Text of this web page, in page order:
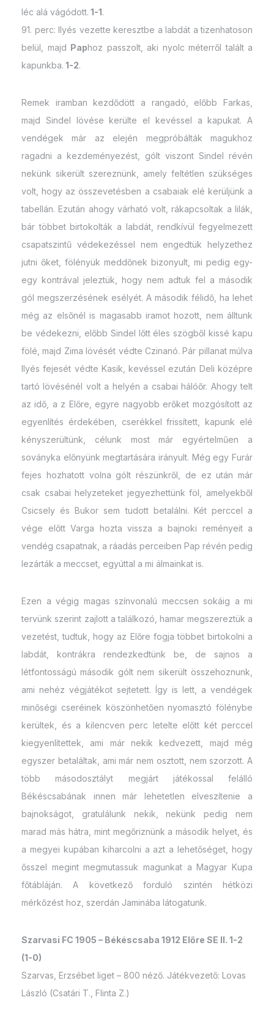
léc alá vágódott. 1-1.
91. perc: Ilyés vezette keresztbe a labdát a tizenhatoson
belül, majd Paphoz passzolt, aki nyolc méterről talált a
kapunkba. 1-2.
Remek iramban kezdődött a rangadó, előbb Farkas,
majd Sindel lövése kerülte el kevéssel a kapukat. A
vendégek már az elején megpróbálták magukhoz
ragadni a kezdeményezést, gólt viszont Sindel révén
nekünk sikerült szereznünk, amely feltétlen szükséges
volt, hogy az összevetésben a csabaiak elé kerüljünk a
tabellán. Ezután ahogy várható volt, rákapcsoltak a lilák,
bár többet birtokolták a labdát, rendkívül fegyelmezett
csapatszintű védekezéssel nem engedtük helyzethez
jutni őket, fölényük meddőnek bizonyult, mi pedig egy-
egy kontrával jeleztük, hogy nem adtuk fel a második
gól megszerzésének esélyét. A második félidő, ha lehet
még az elsőnél is magasabb iramot hozott, nem álltunk
be védekezni, előbb Sindel lőtt éles szögből kissé kapu
fölé, majd Zima lövését védte Czinanó. Pár pillanat múlva
Ilyés fejesét védte Kasik, kevéssel ezután Deli középre
tartó lövésénél volt a helyén a csabai hálóőr. Ahogy telt
az idő, a z Előre, egyre nagyobb erőket mozgósított az
egyenlítés érdekében, cserékkel frissített, kapunk elé
kényszerültünk, célunk most már egyértelműen a
soványka előnyünk megtartására irányult. Még egy Furár
fejes hozhatott volna gólt részünkről, de ez után már
csak csabai helyzeteket jegyezhettünk föl, amelyekből
Csicsely és Bukor sem tudott betalálni. Két perccel a
vége előtt Varga hozta vissza a bajnoki reményeit a
vendég csapatnak, a ráadás perceiben Pap révén pedig
lezárták a meccset, egyúttal a mi álmainkat is.
Ezen a végig magas színvonalú meccsen sokáig a mi
tervünk szerint zajlott a találkozó, hamar megszereztük a
vezetést, tudtuk, hogy az Előre fogja többet birtokolni a
labdát, kontrákra rendezkedtünk be, de sajnos a
létfontosságú második gólt nem sikerült összehoznunk,
ami nehéz végjátékot sejtetett. Így is lett, a vendégek
minőségi cseréinek köszönhetően nyomasztó fölénybe
kerültek, és a kilencven perc letelte előtt két perccel
kiegyenlítettek, ami már nekik kedvezett, majd még
egyszer betaláltak, ami már nem osztott, nem szorzott. A
több másodosztályt megjárt játékossal felálló
Békéscsabának innen már lehetetlen elveszítenie a
bajnokságot, gratulálunk nekik, nekünk pedig nem
marad más hátra, mint megőriznünk a második helyet, és
a megyei kupában kiharcolni a azt a lehetőséget, hogy
ősszel megint megmutassuk magunkat a Magyar Kupa
főtábláján. A következő forduló szintén hétközi
mérkőzést hoz, szerdán Jaminába látogatunk.
Szarvasi FC 1905 – Békéscsaba 1912 Előre SE II. 1-2
(1-0)
Szarvas, Erzsébet liget – 800 néző. Játékvezető: Lovas
László (Csatári T., Flinta Z.)